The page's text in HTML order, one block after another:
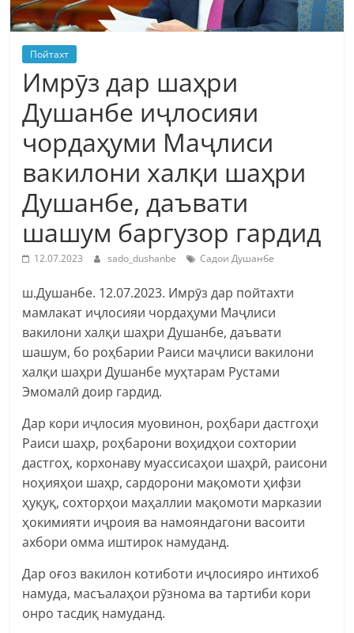
Пойтахт
Имрӯз дар шаҳри
Душанбе иҷлосияи
чордаҳуми Маҷлиси
вакилони халқи шаҳри
Душанбе, даъвати
шашум баргузор гардид
12.07.2023 sado_dushanbe Садои Душанбе
ш.Душанбе. 12.07.2023. Имрӯз дар пойтахти
мамлакат иҷлосияи чордаҳуми Маҷлиси
вакилони халқи шаҳри Душанбе, даъвати
шашум, бо роҳбарии Раиси маҷлиси вакилони
халқи шаҳри Душанбе муҳтарам Рустами
Эмомалӣ доир гардид.
Дар кори иҷлосия муовинон, роҳбари дастгоҳи
Раиси шаҳр, роҳбарони воҳидҳои сохтории
дастгоҳ, корхонаву муассисаҳои шаҳрӣ, раисони
ноҳияҳои шаҳр, сардорони мақомоти ҳифзи
ҳуқуқ, сохторҳои маҳаллии мақомоти марказии
ҳокимияти иҷроия ва намояндагони васоити
ахбори омма иштирок намуданд.
Дар оғоз вакилон котиботи иҷлосияро интихоб
намуда, масъалаҳои рӯзнома ва тартиби кори
онро тасдиқ намуданд.